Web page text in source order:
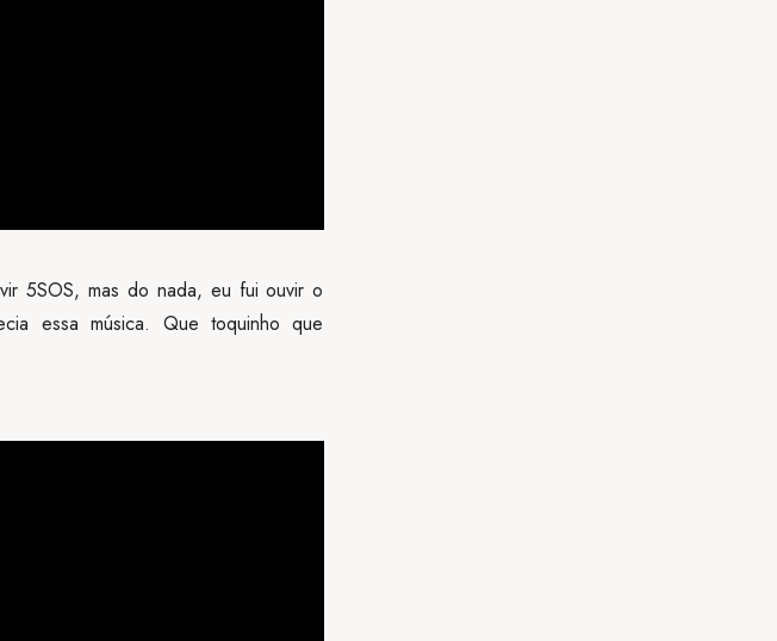
5SOS, mas do nada, eu fui ouvir o
essa música. Que toquinho que